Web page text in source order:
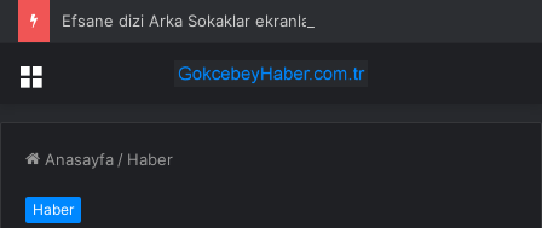
Efsane dizi Arka Sokaklar ekranlara resmen veda etti
Menü
Anasayfa / Haber
Haber